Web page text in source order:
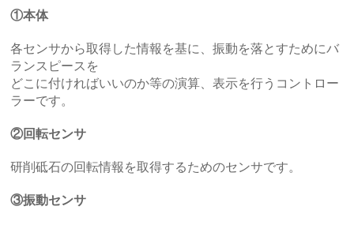
①本体
各センサから取得した情報を基に、振動を落とすためにバ
ランスピースを
どこに付ければいいのか等の演算、表示を行うコントロー
ラーです。
②回転センサ
研削砥石の回転情報を取得するためのセンサです。
③振動センサ